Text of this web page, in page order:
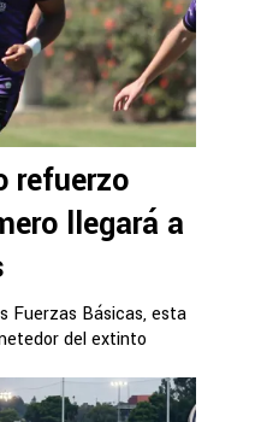
refuerzo
llegará a
Fuerzas Básicas, esta
del extinto